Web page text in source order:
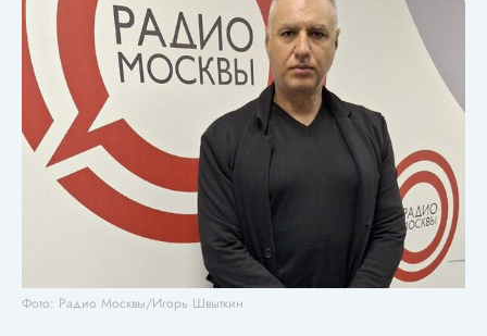
Фото: Радио Москвы/Игорь Швыткин